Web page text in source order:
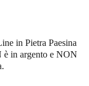
in Pietra Paesina
è in argento e NON